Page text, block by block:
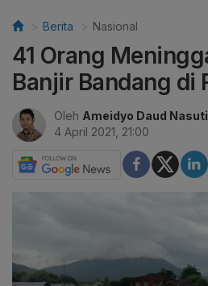
Berita Nasional
41 Orang
Banjir Bandang di
Oleh Ameidyo Daud
4 April 2021, 21:00